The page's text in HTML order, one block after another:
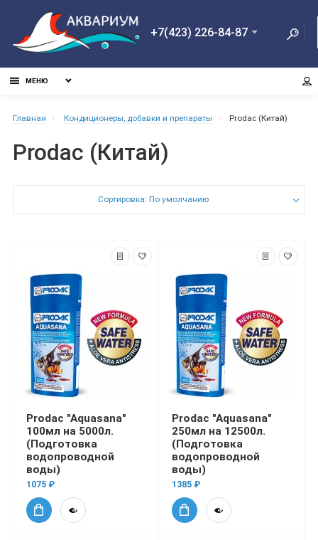
+7(423) 226-84-87
МЕНЮ
Главная Кондиционеры, добавки и препараты Prodac (Китай)
Prodac (Китай)
Сортировка: По умолчанию
Prodac "Aquasana"
100мл на 5000л.
(Подготовка
водопроводной
воды)
1075 ₽
Prodac "Aquasana"
250мл на 12500л.
(Подготовка
водопроводной
воды)
1385 ₽